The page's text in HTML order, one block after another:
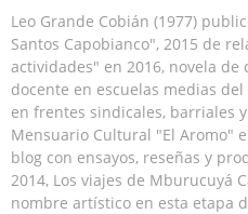
Leo Grande Cobián (1977)
Santos Capobianco", 2015 de
actividades" en 2016, novela de
docente en escuelas medias
en frentes sindicales, barriales
Mensuario Cultural "El Aromo"
blog con ensayos, reseñas y
2014, Los viajes de Mburucuyá
nombre artístico en esta etapa